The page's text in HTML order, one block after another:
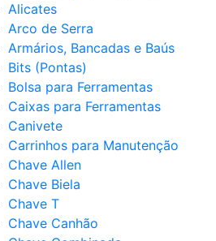
Alicates
Arco de Serra
Armários, Bancadas e Baús
Bits (Pontas)
Bolsa para Ferramentas
Caixas para Ferramentas
Canivete
Carrinhos para Manutenção
Chave Allen
Chave Biela
Chave T
Chave Canhão